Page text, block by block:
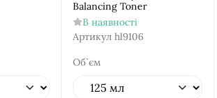
Balancing Toner
В наявності
Артикул hl9106
Об`єм